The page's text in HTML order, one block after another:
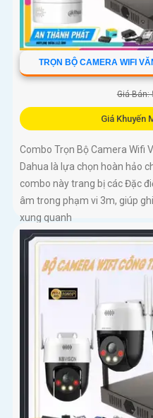
TRỌN BỘ CAMERA WIFI
Giá Bán:
Giá Khuyến
Combo Trọn Bộ Camera Wifi
Dahua là lựa chọn hoàn hảo
combo này trang bị các Đặc
âm trong phạm vi 3m, giúp
xung quanh